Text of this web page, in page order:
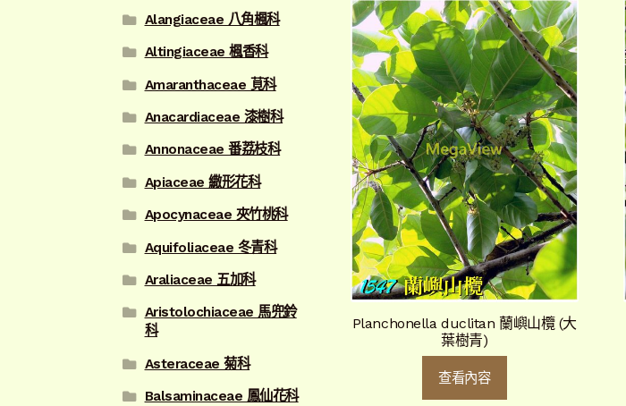
Planchonella duclitan 蘭嶼山欖 (大
葉樹青)
查看內容
Alangiaceae 八角楓科
Altingiaceae 楓香科
Amaranthaceae 莧科
Anacardiaceae 漆樹科
Annonaceae 番荔枝科
Apiaceae 繖形花科
Apocynaceae 夾竹桃科
Aquifoliaceae 冬青科
Araliaceae 五加科
Aristolochiaceae 馬兜鈴
科
Asteraceae 菊科
Balsaminaceae 鳳仙花科